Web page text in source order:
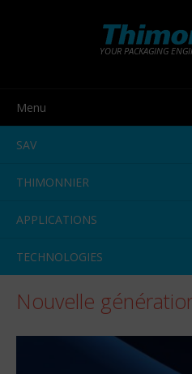
YOUR PACKAGING
Menu
SAV
THIMONNIER
APPLICATIONS
TECHNOLOGIES
Nouvelle